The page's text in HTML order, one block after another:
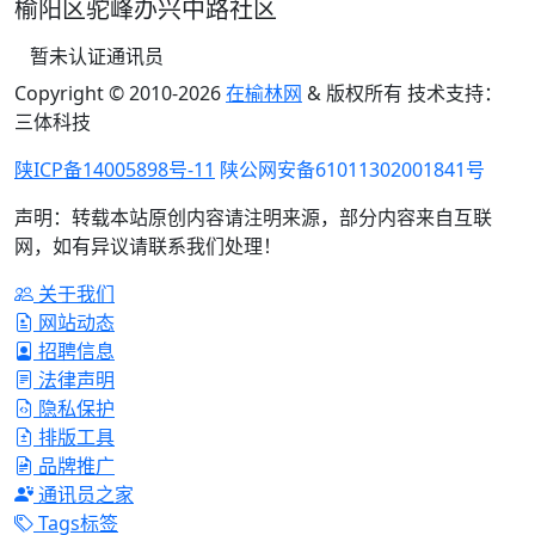
榆阳区驼峰办兴中路社区
暂未认证通讯员
Copyright © 2010-2026在榆林网 & 版权所有 技术支持：
三体科技
陕ICP备14005898号-11 陕公网安备61011302001841号
声明：转载本站原创内容请注明来源，部分内容来自互联
网，如有异议请联系我们处理！
关于我们
网站动态
招聘信息
法律声明
隐私保护
排版工具
品牌推广
通讯员之家
Tags标签